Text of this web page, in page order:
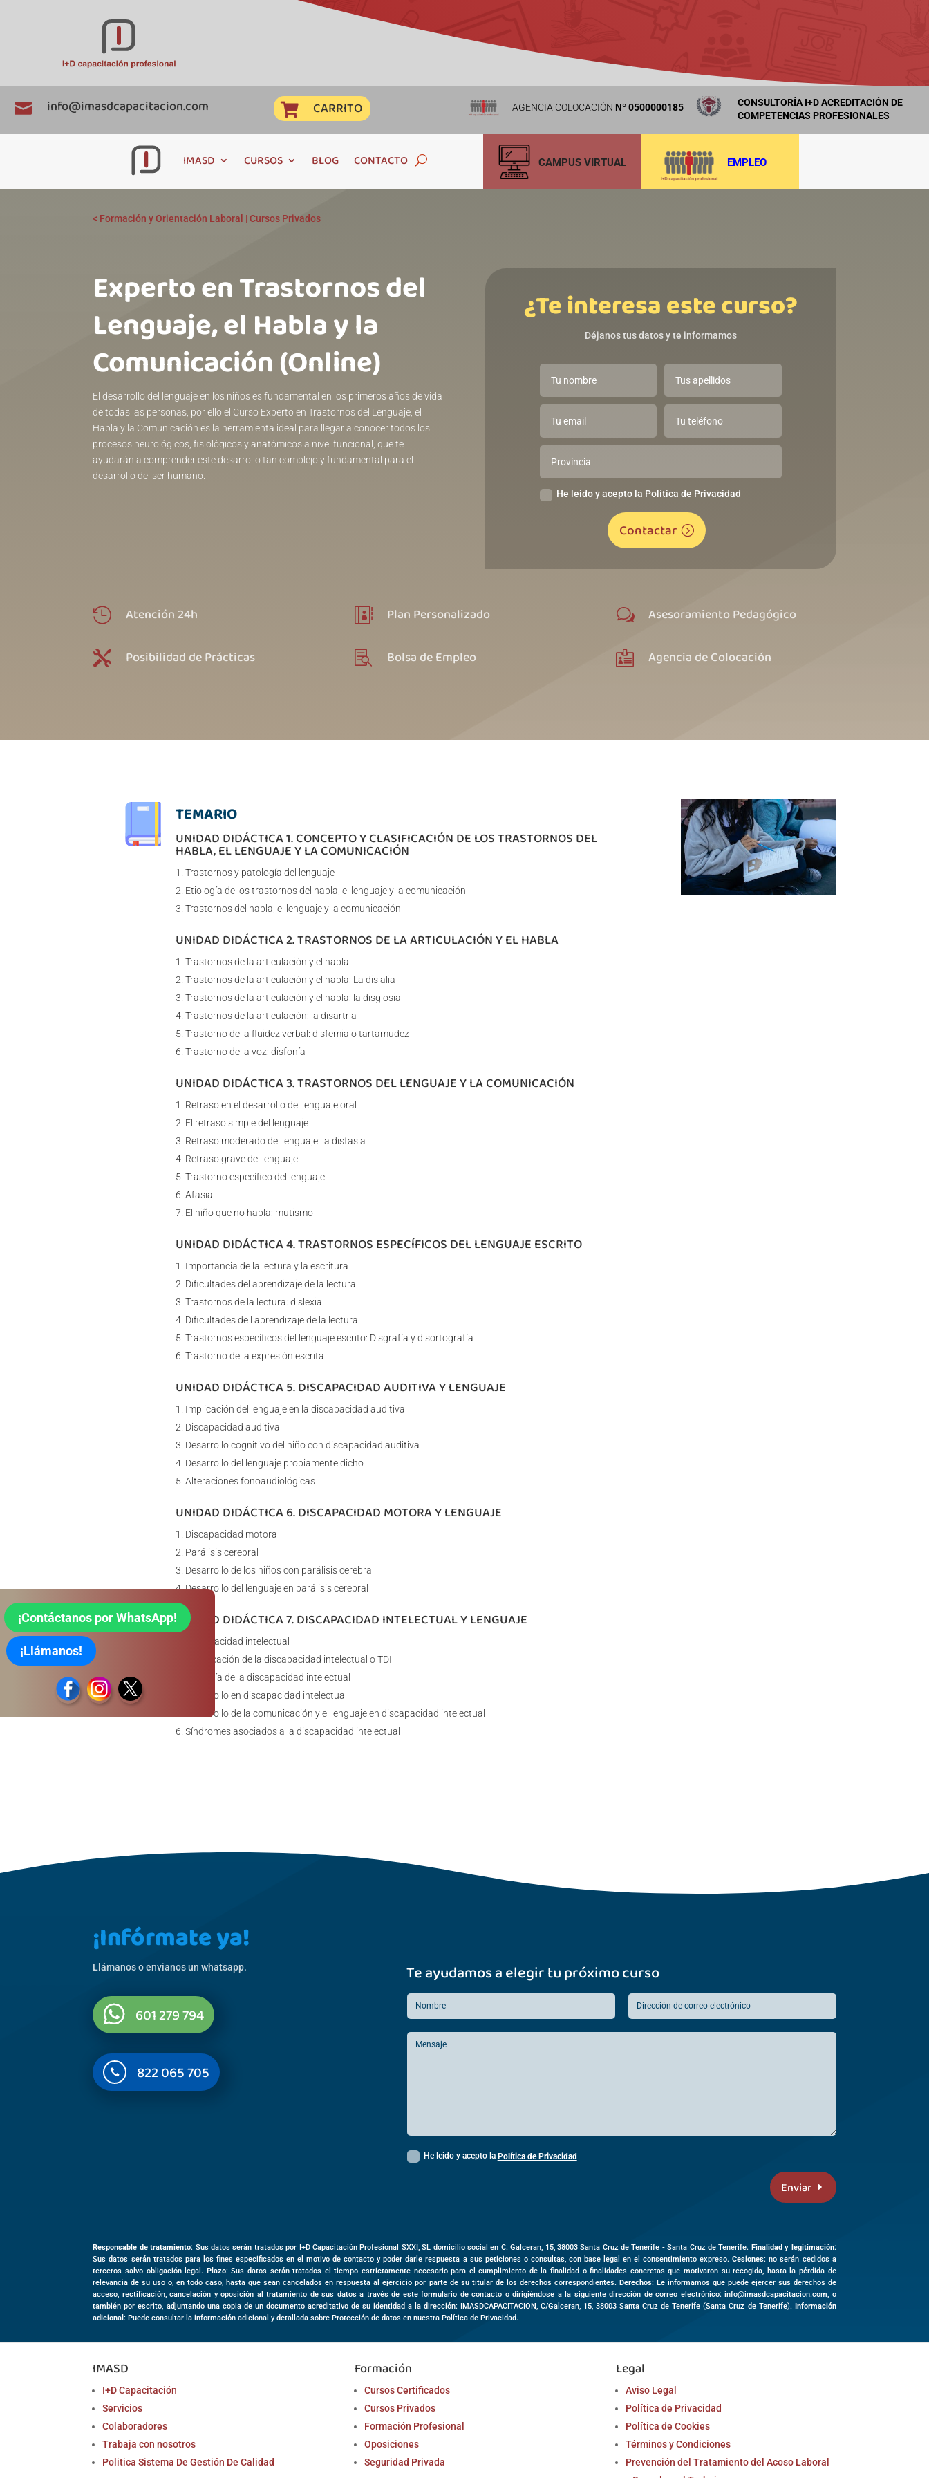
 info@imasdcapacitacion.com  CARRITO AGENCIA COLOCACIÓN Nº 0500000185
CONSULTORÍA I+D ACREDITACIÓN DE
COMPETENCIAS PROFESIONALES
IMASD CURSOS BLOG CONTACTO EMPLEO
CAMPUS VIRTUAL
< Formación y Orientación Laboral |Cursos Privados
Experto en Trastornos del
Lenguaje, el Habla y la
Comunicación (Online)ㅤㅤㅤㅤㅤㅤㅤㅤㅤㅤㅤㅤㅤㅤㅤㅤㅤㅤㅤㅤㅤㅤㅤㅤㅤㅤㅤㅤㅤㅤㅤㅤㅤㅤㅤㅤㅤㅤㅤㅤㅤㅤㅤㅤ
El desarrollo del lenguaje en los niños es fundamental en los primeros años de vida
de todas las personas, por ello el Curso Experto en Trastornos del Lenguaje, el
Habla y la Comunicación es la herramienta ideal para llegar a conocer todos los
procesos neurológicos, fisiológicos y anatómicos a nivel funcional, que te
ayudarán a comprender este desarrollo tan complejo y fundamental para el
desarrollo del ser humano.
¿Te interesa este curso?
Déjanos tus datos y te informamos
He leido y acepto la Política de Privacidad
Contactar
 Atención 24h
 Posibilidad de Prácticas
 Plan Personalizado
 Bolsa de Empleo
w Asesoramiento Pedagógico
 Agencia de Colocación
TEMARIO
UNIDAD DIDÁCTICA 1. CONCEPTO Y CLASIFICACIÓN DE LOS TRASTORNOS DEL
HABLA, EL LENGUAJE Y LA COMUNICACIÓN
Trastornos y patología del lenguaje
Etiología de los trastornos del habla, el lenguaje y la comunicación
Trastornos del habla, el lenguaje y la comunicación
UNIDAD DIDÁCTICA 2. TRASTORNOS DE LA ARTICULACIÓN Y EL HABLA
Trastornos de la articulación y el habla
Trastornos de la articulación y el habla: La dislalia
Trastornos de la articulación y el habla: la disglosia
Trastornos de la articulación: la disartria
Trastorno de la fluidez verbal: disfemia o tartamudez
Trastorno de la voz: disfonía
UNIDAD DIDÁCTICA 3. TRASTORNOS DEL LENGUAJE Y LA COMUNICACIÓN
Retraso en el desarrollo del lenguaje oral
El retraso simple del lenguaje
Retraso moderado del lenguaje: la disfasia
Retraso grave del lenguaje
Trastorno específico del lenguaje
Afasia
El niño que no habla: mutismo
UNIDAD DIDÁCTICA 4. TRASTORNOS ESPECÍFICOS DEL LENGUAJE ESCRITO
Importancia de la lectura y la escritura
Dificultades del aprendizaje de la lectura
Trastornos de la lectura: dislexia
Dificultades de l aprendizaje de la lectura
Trastornos específicos del lenguaje escrito: Disgrafía y disortografía
Trastorno de la expresión escrita
UNIDAD DIDÁCTICA 5. DISCAPACIDAD AUDITIVA Y LENGUAJE
Implicación del lenguaje en la discapacidad auditiva
Discapacidad auditiva
Desarrollo cognitivo del niño con discapacidad auditiva
Desarrollo del lenguaje propiamente dicho
Alteraciones fonoaudiológicas
UNIDAD DIDÁCTICA 6. DISCAPACIDAD MOTORA Y LENGUAJE
Discapacidad motora
Parálisis cerebral
Desarrollo de los niños con parálisis cerebral
Desarrollo del lenguaje en parálisis cerebral
UNIDAD DIDÁCTICA 7. DISCAPACIDAD INTELECTUAL Y LENGUAJE
Discapacidad intelectual
Clasificación de la discapacidad intelectual o TDI
Etiología de la discapacidad intelectual
Desarrollo en discapacidad intelectual
Desarrollo de la comunicación y el lenguaje en discapacidad intelectual
Síndromes asociados a la discapacidad intelectual
¡Infórmate ya!
Llámanos o envianos un whatsapp.
601 279 794
 822 065 705
Te ayudamos a elegir tu próximo curso
He leido y acepto la Política de Privacidad
Enviar
Responsable de tratamiento: Sus datos serán tratados por I+D Capacitación Profesional SXXI, SL domicilio social en C. Galceran, 15, 38003Santa Cruz de Tenerife -Santa Cruz de Tenerife. Finalidad y legitimación:
Sus datos serán tratados para los fines especificados en el motivo de contacto y poder darle respuesta a sus peticiones o consultas, con base legal en el consentimiento expreso.Cesiones: no serán cedidos a
terceros salvo obligación legal. Plazo: Sus datos serán tratados el tiempo estrictamente necesario para el cumplimiento de la finalidad o finalidades concretas que motivaron su recogida, hasta la pérdida de
relevancia de su uso o, en todo caso, hasta que sean cancelados en respuesta al ejercicio por parte de su titular de los derechos correspondientes. Derechos: Le informamos que puede ejercer sus derechos de
acceso, rectificación, cancelación y oposición al tratamiento de sus datos a través de este formulario de contacto o dirigiéndose a la siguiente dirección de correo electrónico: info@imasdcapacitacion.com, o
también por escrito, adjuntando una copia de un documento acreditativo de su identidad a la dirección: IMASDCAPACITACION,C/Galceran, 15,38003Santa Cruz de Tenerife (Santa Cruz de Tenerife).Información
adicional: Puede consultar la información adicional y detallada sobre Protección de datos en nuestra Política de Privacidad.
IMASD
I+D Capacitación
Servicios
Colaboradores
Trabaja con nosotros
Politica Sistema De Gestión De Calidad
Formación
Cursos Certificados
Cursos Privados
Formación Profesional
Oposiciones
Seguridad Privada
Legal
Aviso Legal
Política de Privacidad
Política de Cookies
Términos y Condiciones
Prevención del Tratamiento del Acoso Laboral
¡Contáctanos por WhatsApp!
¡Llámanos!